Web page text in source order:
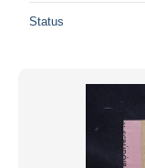
Status